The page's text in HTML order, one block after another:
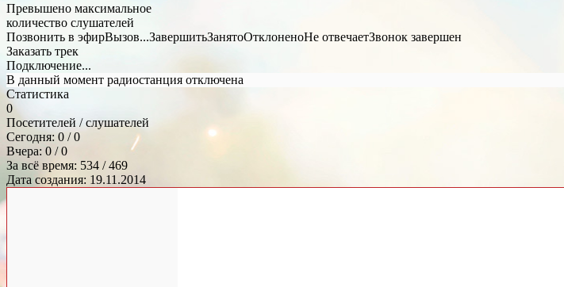
Превышено максимальное
количество слушателей
Позвонить в эфирВызов...ЗавершитьЗанятоОтклоненоНе отвечаетЗвонок завершен
Заказать трек
Подключение...
В данный момент радиостанция отключена
Статистика
0
Посетителей / слушателей
Сегодня: 0 / 0
Вчера: 0 / 0
За всё время: 534 / 469
Дата создания: 19.11.2014